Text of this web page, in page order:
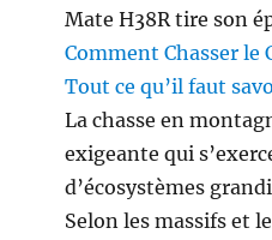
Mate H38R tire son
Comment Chasser le
Tout ce qu’il faut
La chasse en
exigeante qui
d’écosystèmes
Selon les massifs et